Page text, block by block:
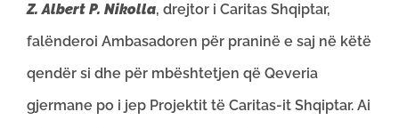
Z. Albert P. Nikolla, drejtor i Caritas Shqiptar,
falënderoi Ambasadoren për praninë e saj në këtë
qendër si dhe për mbështetjen që Qeveria
gjermane po i jep Projektit të Caritas-it Shqiptar. Ai